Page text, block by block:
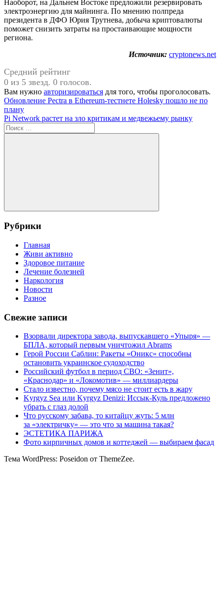
Наоборот, на Дальнем Востоке предложили резервировать
электроэнергию для майнинга. По мнению полпреда
президента в ДФО Юрия Трутнева, добыча криптовалюты
поможет снизить затраты на простаивающие мощности
региона.
Источник: cryptonews.net
Средний рейтинг
0 из 5 звезд. 0 голосов.
Вам нужно авторизироваться для того, чтобы проголосовать.
Навигация
по
записям
Предыдущая
запись:
Обновление Pectra в Ethereum-тестнете Holesky пошло не по
плану
Следующая
запись:
Pi Network растет на зло критикам и медвежьему рынку
Поиск
для:
Поиск
Рубрики
Главная
Живи активно
Здоровое питание
Лечение болезней
Наркология
Новости
Разное
Свежие записи
Взорвали директора завода, выпускавшего «Упыря» —
БПЛА, который первым уничтожил Abrams
Герой России Саблин: Ракеты «Оникс» способны
остановить украинское судоходство
Российский футбол в период СВО: «Зенит»,
«Краснодар» и «Локомотив» — миллиардеры
Стало известно, почему мясо не стоит есть в жару
Kyrgyz Sea или Kyrgyz Denizi: Иссык-Куль предложено
убрать с глаз долой
Что русскому забава, то китайцу жуть: 5 млн
за «электричку» — это что за машина такая?
ЭСТЕТИКА ПАРИЖА
Фото кирпичных домов и коттеджей — выбираем фасад
Тема WordPress: Poseidon от ThemeZee.